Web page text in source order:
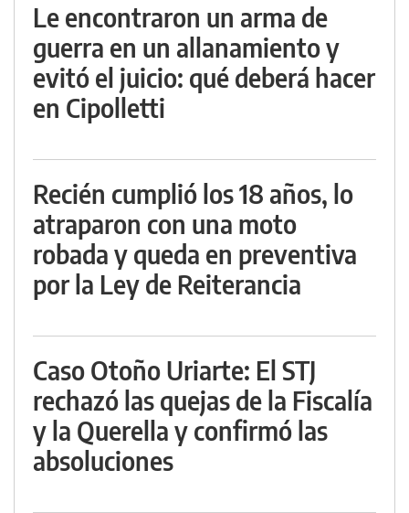
Le encontraron un arma de
guerra en un allanamiento y
evitó el juicio: qué deberá hacer
en Cipolletti
Recién cumplió los 18 años, lo
atraparon con una moto
robada y queda en preventiva
por la Ley de Reiterancia
Caso Otoño Uriarte: El STJ
rechazó las quejas de la Fiscalía
y la Querella y confirmó las
absoluciones